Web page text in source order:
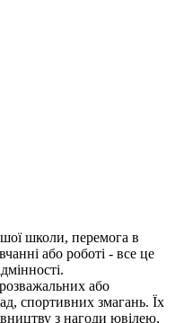
школи, перемога в
або роботі - все це
розважальних або
спортивних змагань. Їх
з нагоди ювілею,